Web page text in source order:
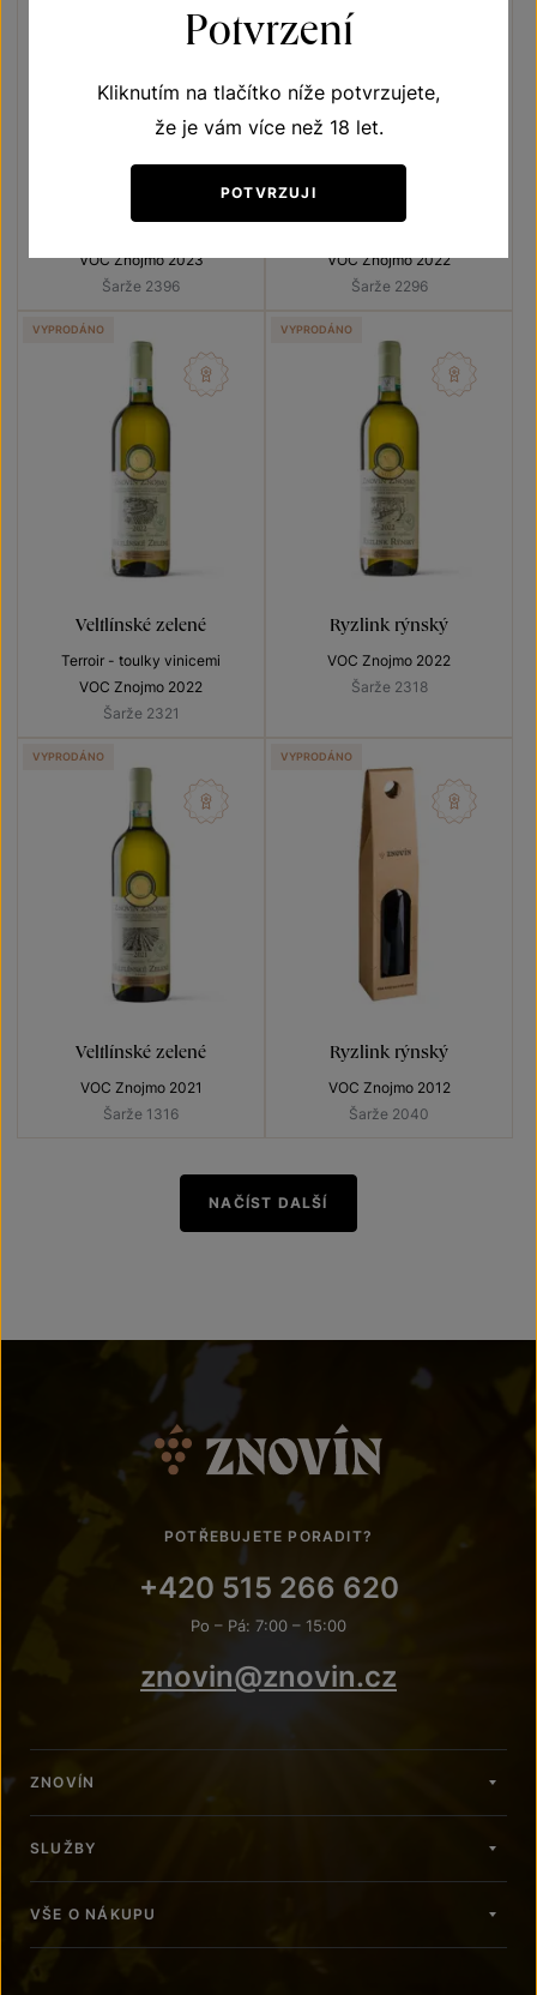
Lechovice
VOC Znojmo 2023
Šarže 2396
Lechovice
VOC Znojmo 2022
Šarže 2296
Veltlínské zelené
Terroir - toulky vinicemi
VOC Znojmo 2022
Šarže 2321
VYPRODÁNO
Ryzlink rýnský
VOC Znojmo 2022
Šarže 2318
VYPRODÁNO
Veltlínské zelené
VOC Znojmo 2021
Šarže 1316
VYPRODÁNO
Ryzlink rýnský
VOC Znojmo 2012
Šarže 2040
VYPRODÁNO
NAČÍST DALŠÍ
POTŘEBUJETE PORADIT?
+420 515 266 620
Po – Pá: 7:00 – 15:00
znovin@znovin.cz
ZNOVÍN
SLUŽBY
VŠE O NÁKUPU
Potvrzení
Kliknutím na tlačítko níže potvrzujete,
že je vám více než 18 let.
POTVRZUJI